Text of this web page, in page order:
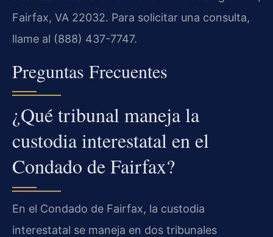
Fairfax, VA 22032. Para solicitar una consulta,
llame al (888) 437-7747.
Preguntas Frecuentes
¿Qué tribunal maneja la
custodia interestatal en el
Condado de Fairfax?
En el Condado de Fairfax, la custodia
interestatal se maneja en dos tribunales